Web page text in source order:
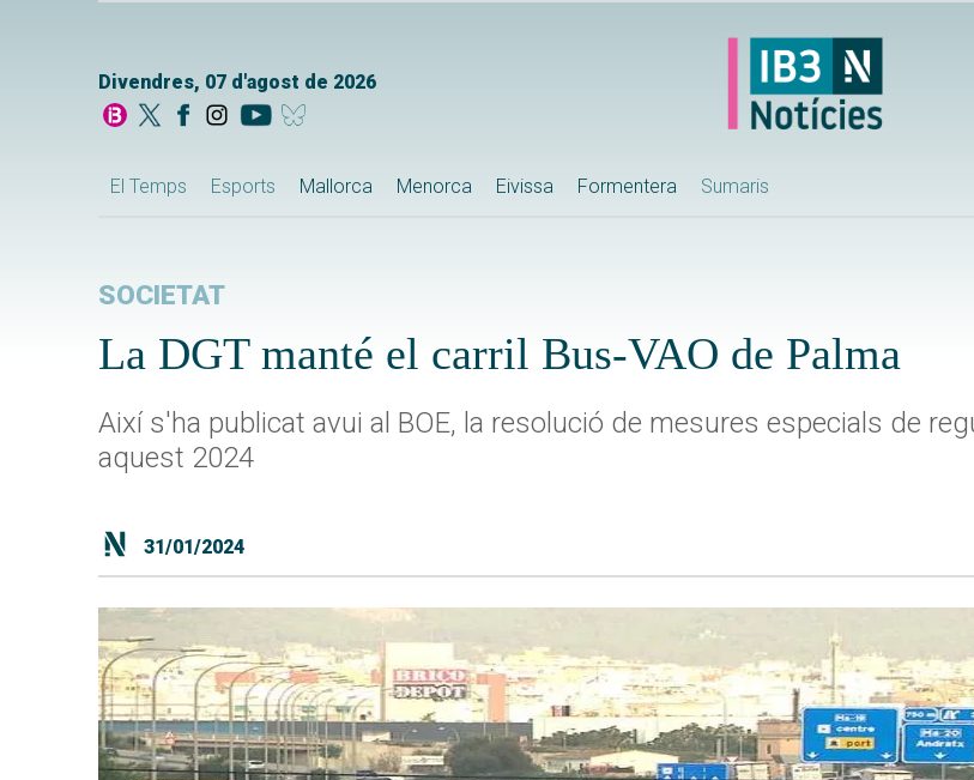
Divendres, 07 d'agost de 2026
El Temps Esports Mallorca Menorca Eivissa Formentera Sumaris
SOCIETAT
La DGT manté el carril Bus-VAO de Palma
Així s'ha publicat avui al BOE, la resolució de mesures especials de
aquest 2024
31/01/2024